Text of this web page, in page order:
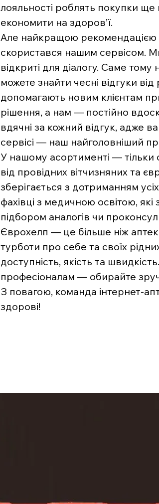
лояльності роблять покупки
економити на здоров’ї.
Але найкращою рекомендацією
скористався нашим сервісом. Ми
відкриті для діалогу. Саме тому
можете знайти чесні відгуки
допомагають новим клієнтам
рішення, а нам — постійно
вдячні за кожний відгук, адже
сервісі — наш найголовніший
У нашому асортименті — тільки
від провідних вітчизняних та
зберігається з дотриманням
фахівці з медичною освітою,
підбором аналогів чи
Єврохелп — це більше ніж
турботи про себе та своїх
доступність, якість та
професіоналам — обирайте
З повагою, команда інтернет-
здорові!